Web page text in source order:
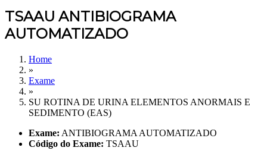
TSAAU ANTIBIOGRAMA
AUTOMATIZADO
Home
»
Exame
»
SU ROTINA DE URINA ELEMENTOS ANORMAIS E
SEDIMENTO (EAS)
Exame: ANTIBIOGRAMA AUTOMATIZADO
Código do Exame: TSAAU